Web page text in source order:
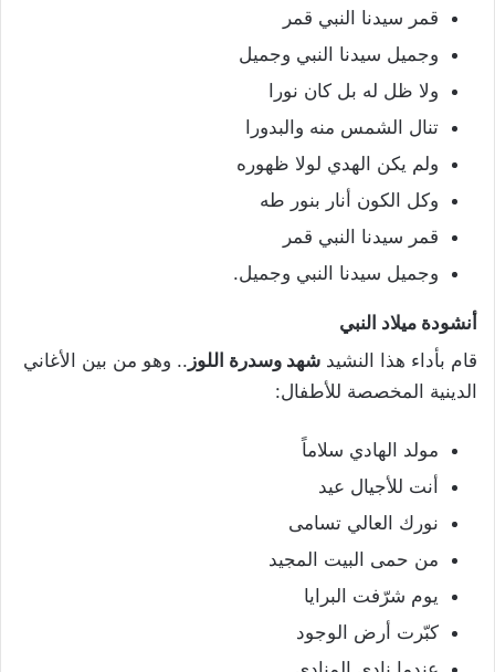
قمر سيدنا النبي قمر
وجميل سيدنا النبي وجميل
ولا ظل له بل كان نورا
تنال الشمس منه والبدورا
ولم يكن الهدي لولا ظهوره
وكل الكون أنار بنور طه
قمر سيدنا النبي قمر
وجميل سيدنا النبي وجميل.
أنشودة ميلاد النبي
قام بأداء هذا النشيد شهد وسدرة اللوز .. وهو من بين الأغاني
الدينية المخصصة للأطفال:
مولد الهادي سلاماً
أنت للأجيال عيد
نورك العالي تسامى
من حمى البيت المجيد
يوم شرّفت البرايا
كبّرت أرض الوجود